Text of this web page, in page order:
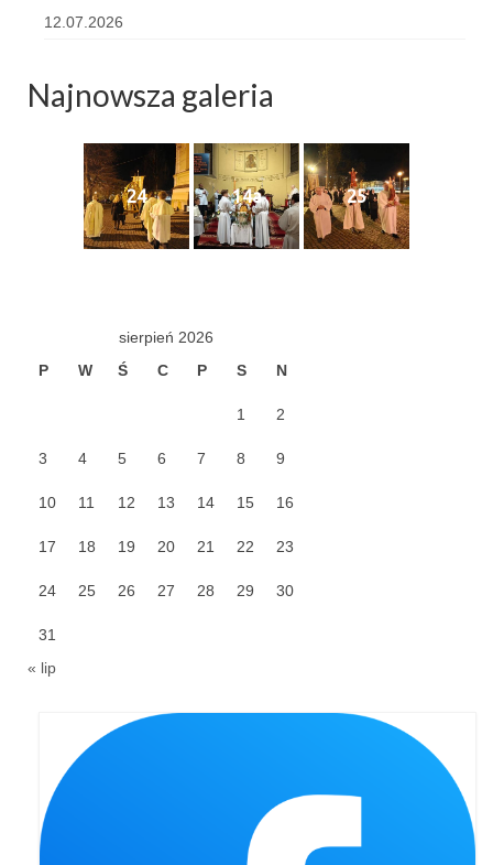
Niedziela Palmowa 29.03.2026
Wielka Sobota 04.04.2026
Godzina Miłosierdzia 12.04.2026
Zakończenie Oktawy Bożego Ciała
26.06.2025
Niedziela Palmowa 24.03.2024
Wigilia Paschalna 30.03.2024
Odpust 2024
Galerie 2023
Zakończenie oktawy 2023
12.07.2026
Najnowsza galeria
24 14a 25
sierpień 2026
P
W Ś C P S N
1 2
3 4 5 6 7 8 9
10 11 12 13 14 15 16
17 18 19 20 21 22 23
24 25 26 27 28 29 30
31
« lip